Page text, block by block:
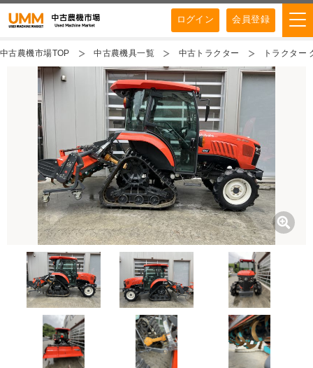
ログイン 会員登録
中古農機市場TOP 中古農機具一覧 中古トラクター トラクター